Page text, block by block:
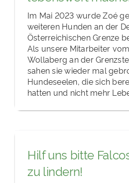
Im Mai 2023 wurde Zoé
weiteren Hunden an der
Österreichischen Grenze
Als unsere Mitarbeiter
Wollaberg an der
sahen sie wieder mal
Hundeseelen, die sich
hatten und nicht mehr
Hilf uns bitte
zu lindern!